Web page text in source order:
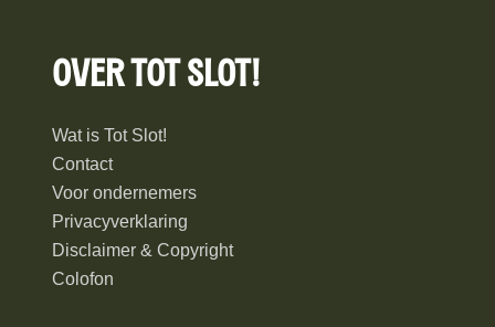
Over Tot Slot!
Wat is Tot Slot!
Contact
Voor ondernemers
Privacyverklaring
Disclaimer & Copyright
Colofon